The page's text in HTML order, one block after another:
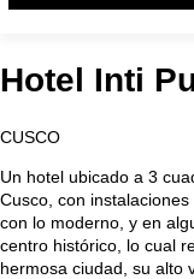
Principal
Hotel Inti Punku
Hotel Inti
CUSCO
Un hotel ubicado a 3
Cusco, con
con lo moderno, y en
centro histórico, lo cual
hermosa ciudad, su alto